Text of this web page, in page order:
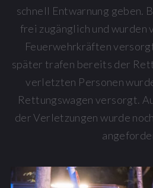
schnell Entwarnung geben.
frei zugänglich und wurden
Feuerwehrkräften
später trafen bereits der
verletzten Personen
Rettungswagen versorgt.
der Verletzungen wurde